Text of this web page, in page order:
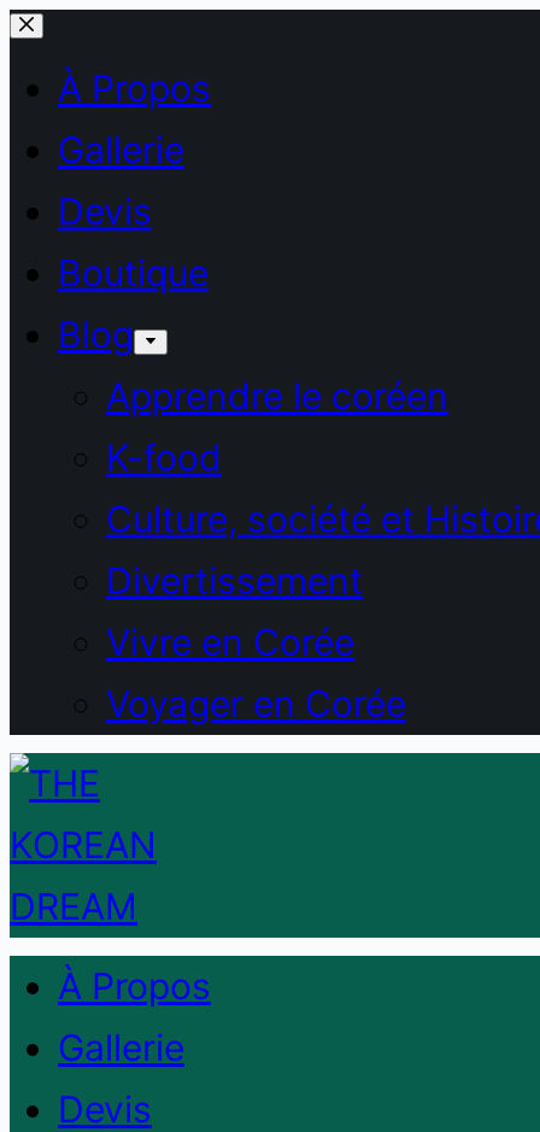
Passer
contenuÀ Propos
Gallerie
Devis
Boutique
Blog
Apprendre le coréen
K-food
Culture, société et
Divertissement
Vivre en Corée
Voyager en Corée
À Propos
Gallerie
Devis